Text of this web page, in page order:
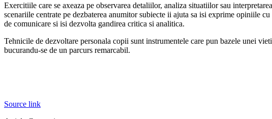
Exercitiile care se axeaza pe observarea detaliilor, analiza situatiilor sau
scenariile centrate pe dezbaterea anumitor subiecte ii ajuta sa isi exprime opiniile
de comunicare si isi dezvolta gandirea critica si analitica.
Tehnicile de dezvoltare personala copii sunt instrumentele care pun bazele unei
bucurandu-se de un parcurs remarcabil.
Source link